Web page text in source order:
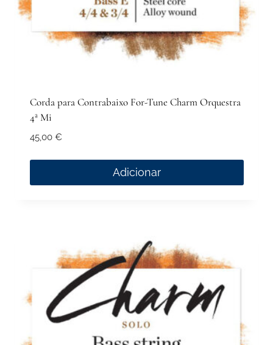
Corda para Contrabaixo For-Tune Charm Orquestra
4ª Mi
45,00 €
Adicionar